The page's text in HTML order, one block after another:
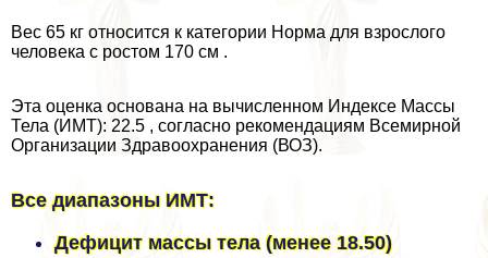
Вес 65 кг относится к категории Норма для взрослого
человека с ростом 170 см .
Эта оценка основана на вычисленном Индексе Массы
Тела (ИМТ): 22.5 , согласно рекомендациям Всемирной
Организации Здравоохранения (ВОЗ).
Все диапазоны ИМТ:
Дефицит массы тела (менее 18.50)